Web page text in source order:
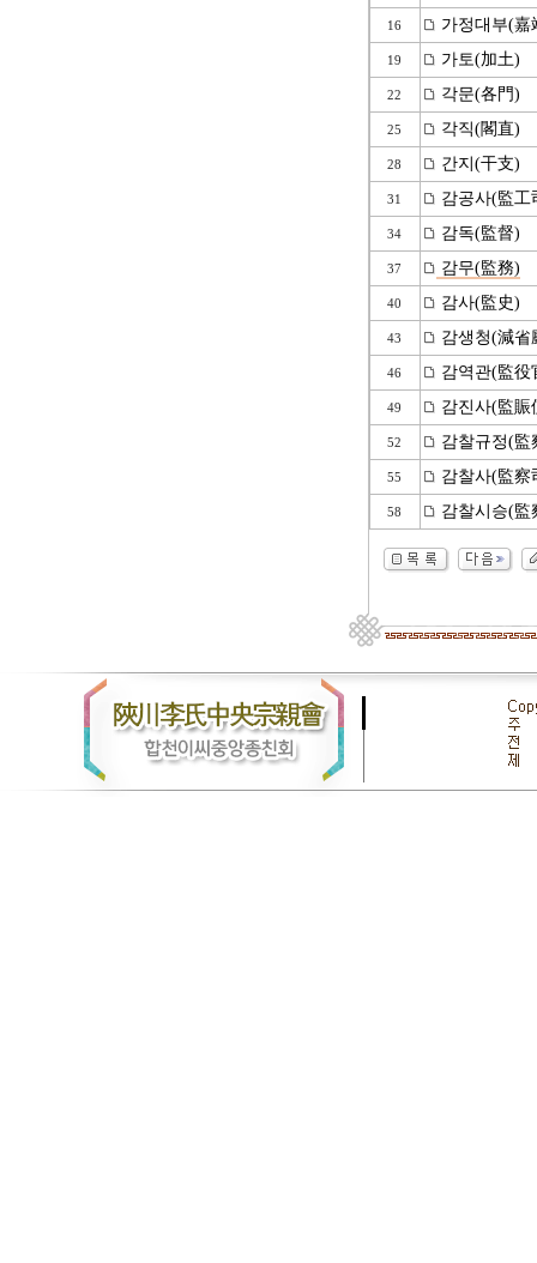
16 가정대부(嘉
19 가토(加土)
22 각문(各門)
25 각직(閣直)
28 간지(干支)
31 감공사(監工
34 감독(監督)
37 감무(監務)
40 감사(監史)
43 감생청(減省
46 감역관(監役
49 감진사(監賑
52 감찰규정(監
55 감찰사(監察
58 감찰시승(監